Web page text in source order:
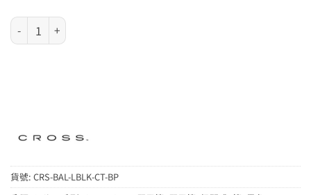
Cross Bailey 系列 - 亮黑銀夾原子筆 (AT0452-7) 數量
貨號: CRS-BAL-LBLK-CT-BP